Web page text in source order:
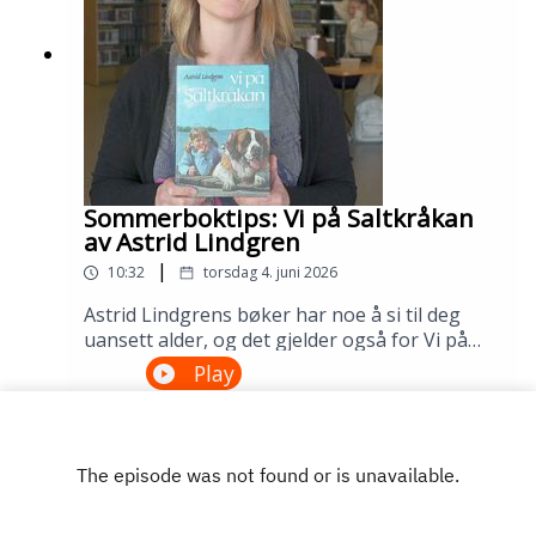
Sommerboktips: Vi på Saltkråkan
av Astrid Lindgren
10:32 | torsdag 4. juni 2026
Astrid Lindgrens bøker har noe å si til deg
uansett alder, og det gjelder også for Vi på
Saltkråkan. Dette er den eneste Lindgren-
boken som ble skrevet etter filmatiseringen,
generasjon. Lån den på biblioteket ditt!---
Innspilt på Sandnes bibliotek i april
Play